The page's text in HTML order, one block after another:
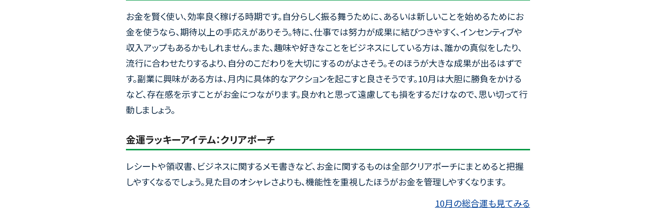
お金を賢く使い、効率良く稼げる時期です。自分らしく振る舞うために、あるいは新しいことを始めるためにお
金を使うなら、期待以上の手応えがありそう。特に、仕事では努力が成果に結びつきやすく、インセンティブや
収入アップもあるかもしれません。また、趣味や好きなことをビジネスにしている方は、誰かの真似をしたり、
流行に合わせたりするより、自分のこだわりを大切にするのがよさそう。そのほうが大きな成果が出るはずで
す。副業に興味がある方は、月内に具体的なアクションを起こすと良さそうです。10月は大胆に勝負をかける
など、存在感を示すことがお金につながります。良かれと思って遠慮しても損をするだけなので、思い切って行
動しましょう。
金運ラッキーアイテム：クリアポーチ
レシートや領収書、ビジネスに関するメモ書きなど、お金に関するものは全部クリアポーチにまとめると把握
しやすくなるでしょう。見た目のオシャレさよりも、機能性を重視したほうがお金を管理しやすくなります。
10月の総合運も見てみる